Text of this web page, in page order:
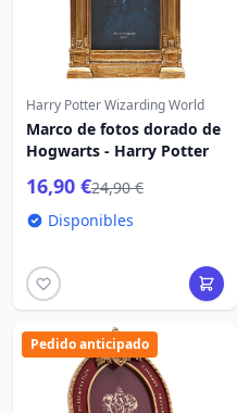
Harry Potter Wizarding World
Marco de fotos dorado de
Hogwarts - Harry Potter
16,90 €24,90 €
Disponibles
Pedido anticipado